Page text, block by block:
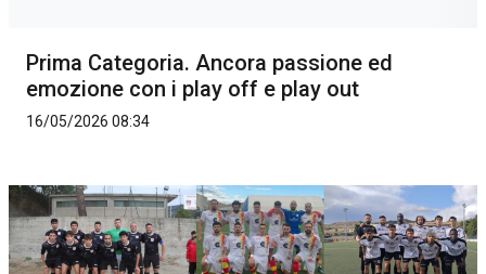
Prima Categoria. Ancora passione ed
emozione con i play off e play out
16/05/2026 08:34